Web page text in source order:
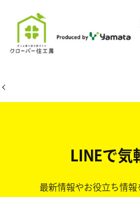
2025年8
LINEで気
最新情報やお役立ち情報